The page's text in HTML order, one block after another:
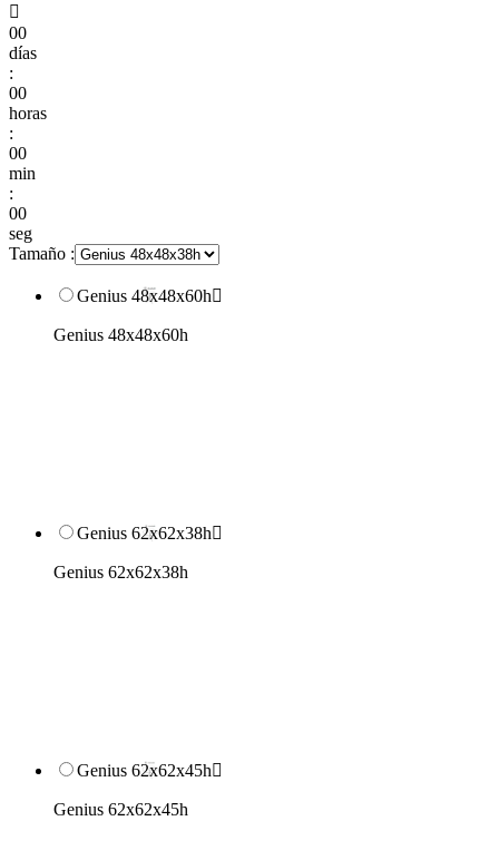

00
días
:
00
horas
:
00
min
:
00
seg
Tamaño :
Genius 48x48x60h
Genius 48x48x60h
Genius 62x62x38h
Genius 62x62x38h
Genius 62x62x45h
Genius 62x62x45h